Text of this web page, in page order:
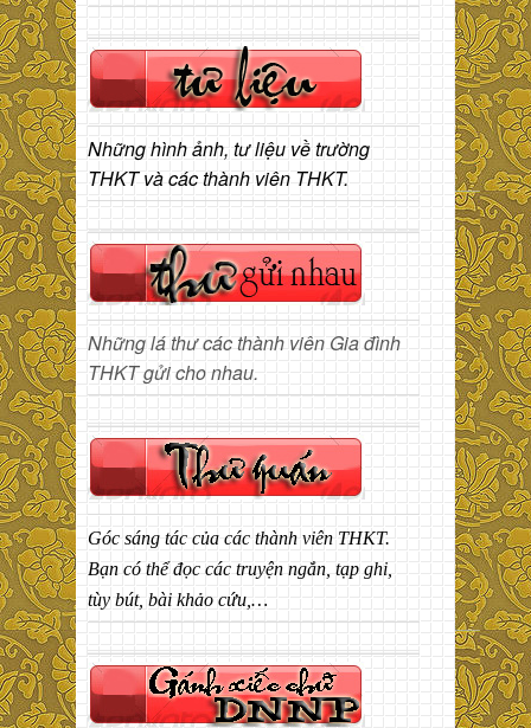
Những hình ảnh, tư liệu về trường
THKT và các thành viên THKT.
Những lá thư các thành viên Gia đình
THKT gửi cho nhau.
Góc sáng tác của các thành viên THKT.
Bạn có thể đọc các truyện ngắn, tạp ghi,
tùy bút, bài khảo cứu,…